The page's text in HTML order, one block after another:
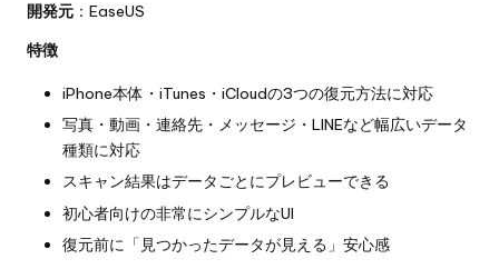
開発元 ：EaseUS
特徴
iPhone本体・iTunes・iCloudの3つの復元方法に対応
写真・動画・連絡先・メッセージ・LINEなど幅広いデータ
種類に対応
スキャン結果はデータごとにプレビューできる
初心者向けの非常にシンプルなUI
復元前に「見つかったデータが見える」安心感